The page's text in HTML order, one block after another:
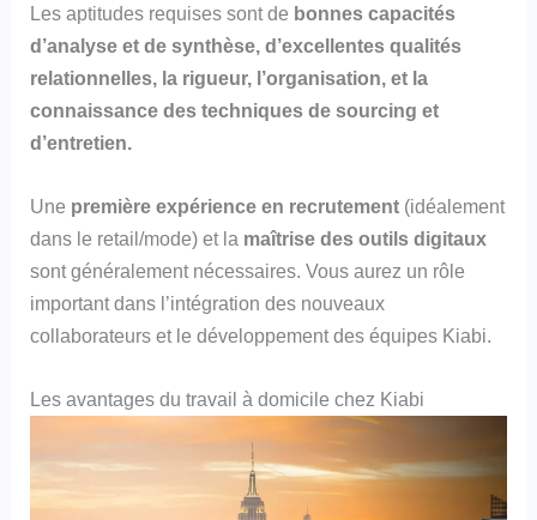
Les aptitudes requises sont de bonnes capacités
d’analyse et de synthèse, d’excellentes qualités
relationnelles, la rigueur, l’organisation, et la
connaissance des techniques de sourcing et
d’entretien.
Une première expérience en recrutement (idéalement
dans le retail/mode) et la maîtrise des outils digitaux
sont généralement nécessaires. Vous aurez un rôle
important dans l’intégration des nouveaux
collaborateurs et le développement des équipes Kiabi.
Les avantages du travail à domicile chez Kiabi